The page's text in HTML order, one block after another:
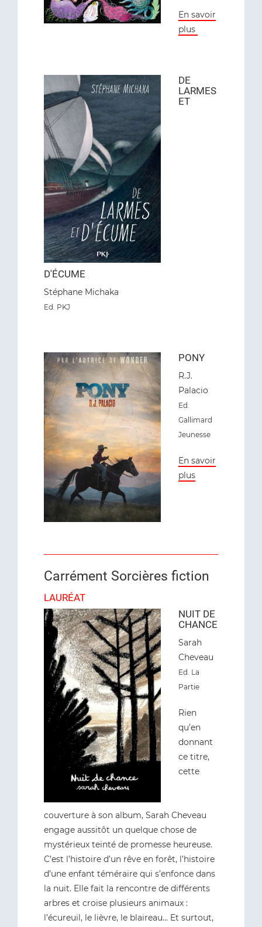
En savoir
plus
DE
LARMES
ET
D'ÉCUME
Stéphane Michaka
Ed. PKJ
PONY
R.J.
Palacio
Ed.
Gallimard
Jeunesse
En savoir
plus
Carrément Sorcières fiction
LAURÉAT
NUIT DE
CHANCE
Sarah
Cheveau
Ed. La
Partie
Rien
qu’en
donnant
ce titre,
cette
couverture à son album, Sarah Cheveau
engage aussitôt un quelque chose de
mystérieux teinté de promesse heureuse.
C’est l’histoire d’un rêve en forêt, l’histoire
d’une enfant téméraire qui s’enfonce dans
la nuit. Elle fait la rencontre de différents
arbres et croise plusieurs animaux :
l’écureuil, le lièvre, le blaireau... Et surtout,